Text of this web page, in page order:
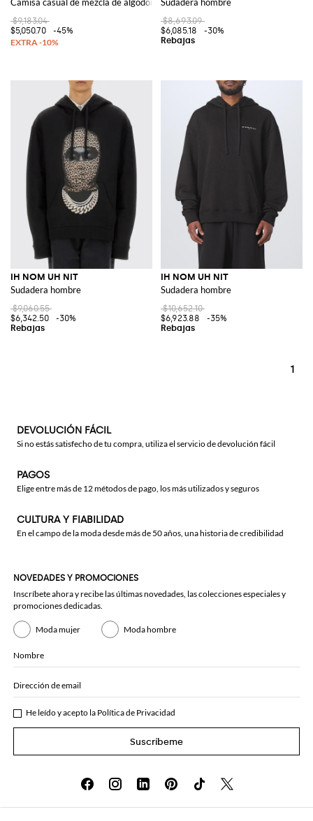
$9,183.04
$5,050.70
-45%
$8,693.09
$6,085.18
-30%
IH NOM UH NIT
Sudadera hombre
$9,060.55
$6,342.50
-30%
IH NOM UH NIT
Sudadera hombre
$10,652.10
$6,923.88
-35%
1
DEVOLUCIÓN FÁCIL
Si no estás satisfecho de tu compra, utiliza el servicio de devolución fácil
PAGOS
Elige entre más de 12 métodos de pago, los más utilizados y seguros
CULTURA Y FIABILIDAD
En el campo de la moda desde más de 50 años, una historia de credibilidad
NOVEDADES Y PROMOCIONES
Inscríbete ahora y recibe las últimas novedades, las colecciones especiales y
promociones dedicadas.
Moda mujer Moda hombre
Nombre
Dirección de email
He leído y acepto la Política de Privacidad
Suscríbeme